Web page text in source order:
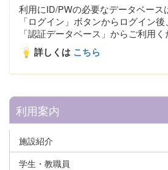
利用にID/PWの必要なデータベース
「ログイン」ボタンからログイン
「認証データベース」からご利用く
詳しくは こちら
利用案内
施設紹介
学生・教職員